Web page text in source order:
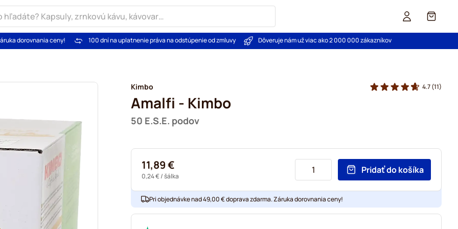
Košík
dorovnania ceny! 100 dní na uplatnenie práva na odstúpenie od zmluvy Dôveruje nám už viac ako 2 000 000 zákazníkov
Kimbo
Amalfi - Kimbo
50 E.S.E. podov
4.7(11)
11,89 €
0,24 €/ šálka
Pridať do košíka
Pri objednávke nad 49,00 € doprava zdarma. Záruka dorovnania ceny!